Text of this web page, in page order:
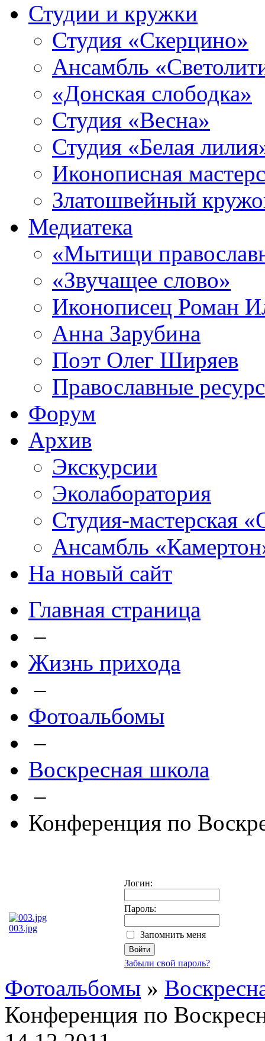
Студии и кружки
Студия «Скерцино»
Ансамбль
«Донская слободка»
Студия «Весна»
Студия «Белая
Иконописная
Златошвейный
Медиатека
«Мытищи
«Звучащее слово»
Иконописец Роман
Анна Зарубина
Поэт Олег Ширяев
Православные
Форум
Архив
Экскурсии
Эколаборатория
Студия-мастерская
Ансамбль
На новый сайт
Главная страница
–
Жизнь прихода
–
Фотоальбомы
–
Воскресная школа
–
Конференция по
003.jpg
Логин:
Пароль:
Запомнить меня
Забыли свой пароль?
Фотоальбомы »
Конференция по